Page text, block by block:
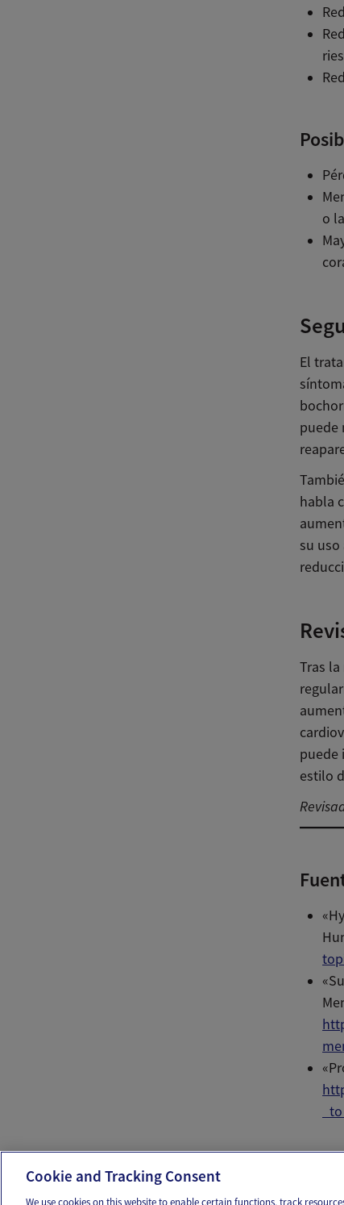
o
El
puede
habla
su uso
Tras
puede
estilo
Cookie and Tracking Consent
We use cookies on this website to enable certain functions, track